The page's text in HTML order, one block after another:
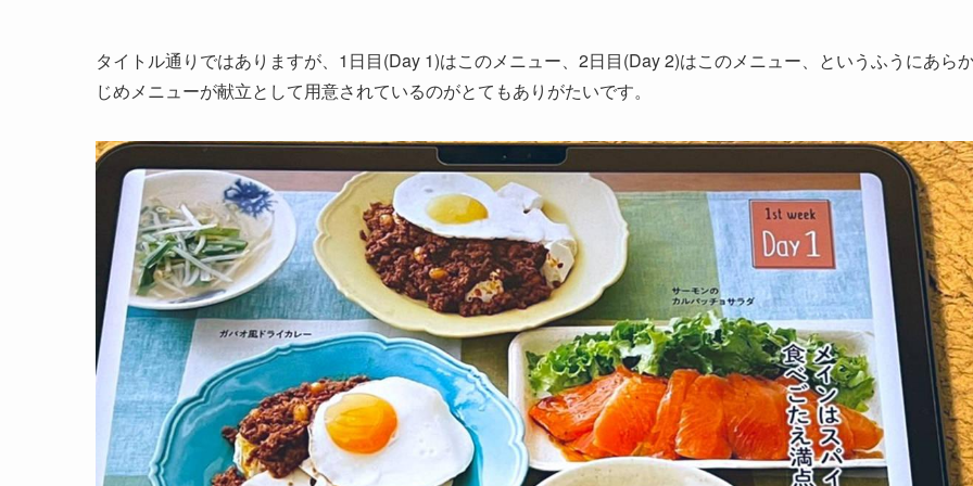
タイトル通りではありますが、1日目(Day 1)はこのメニュー、2日目(Day 2)はこのメニュー、というふうにあら
じめメニューが献立として用意されているのがとてもありがたいです。